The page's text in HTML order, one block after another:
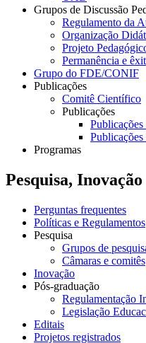
Grupos de Discussão
Regulamento da
Organização
Projeto
Permanência e
Grupo do FDE/CONIF
Publicações
Comitê Científico
Publicações
Publicações
Programas
Pesquisa,
Perguntas frequentes
Políticas e Regulamentos
Pesquisa
Grupos de
Câmaras e comitês
Inovação
Pós-graduação
Regulamentação
Legislação
Editais
Projetos registrados